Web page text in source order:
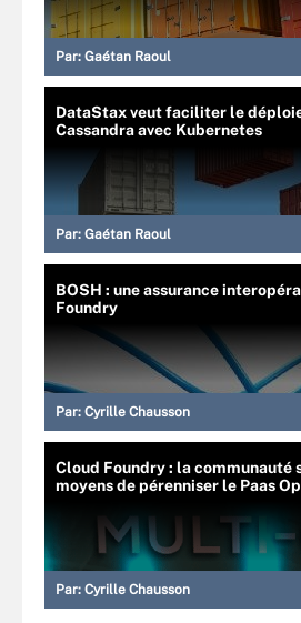
Par: Gaétan Raoul
DataStax veut faciliter le
Cassandra avec Kubernetes
Par: Gaétan Raoul
BOSH : une assurance
Foundry
Par: Cyrille Chausson
Cloud Foundry : la communauté
moyens de pérenniser le Paas
Par: Cyrille Chausson